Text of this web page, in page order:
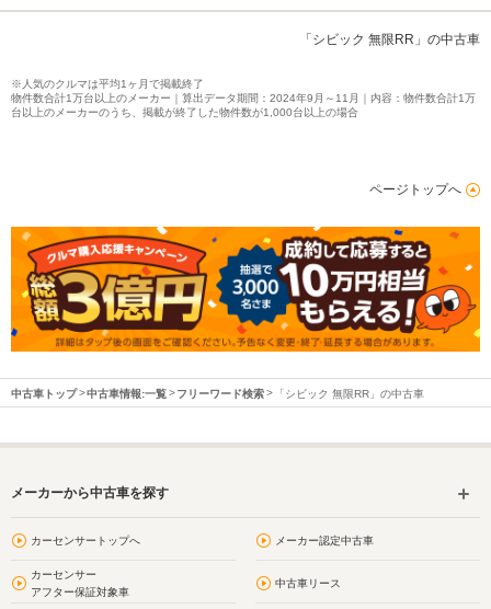
「シビック 無限RR」の中古車
※人気のクルマは平均1ヶ月で掲載終了
物件数合計1万台以上のメーカー｜算出データ期間：2024年9月～11月｜内容：物件数合計1万
台以上のメーカーのうち、掲載が終了した物件数が1,000台以上の場合
ページトップへ
中古車トップ 中古車情報:一覧 フリーワード検索 「シビック 無限RR」の中古車
メーカーから中古車を探す
カーセンサートップへ メーカー認定中古車
カーセンサー
アフター保証対象車
中古車リース